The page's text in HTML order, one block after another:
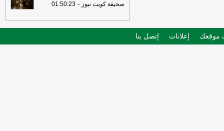
صحيفة كويت نيوز -
01:50:23
موقعك إعلانات إتصل بنا